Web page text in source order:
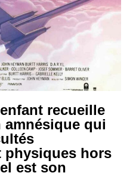
recueille
qui
physiques hors
est son